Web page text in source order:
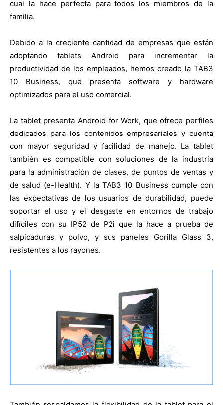
cual la hace perfecta para todos los miembros de la
familia.
Debido a la creciente cantidad de empresas que están
adoptando tablets Android para incrementar la
productividad de los empleados, hemos creado la TAB3
10 Business, que presenta software y hardware
optimizados para el uso comercial.
La tablet presenta Android for Work, que ofrece perfiles
dedicados para los contenidos empresariales y cuenta
con mayor seguridad y facilidad de manejo. La tablet
también es compatible con soluciones de la industria
para la administración de clases, de puntos de ventas y
de salud (e-Health). Y la TAB3 10 Business cumple con
las expectativas de los usuarios de durabilidad, puede
soportar el uso y el desgaste en entornos de trabajo
difíciles con su IP52 de P2i que la hace a prueba de
salpicaduras y polvo, y sus paneles Gorilla Glass 3,
resistentes a los rayones.